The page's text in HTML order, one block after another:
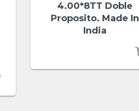
4.00*8TT Doble
Proposito. Made In
India